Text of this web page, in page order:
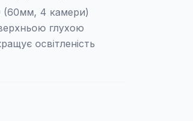
(60мм, 4 камери)
глухою
освітленість